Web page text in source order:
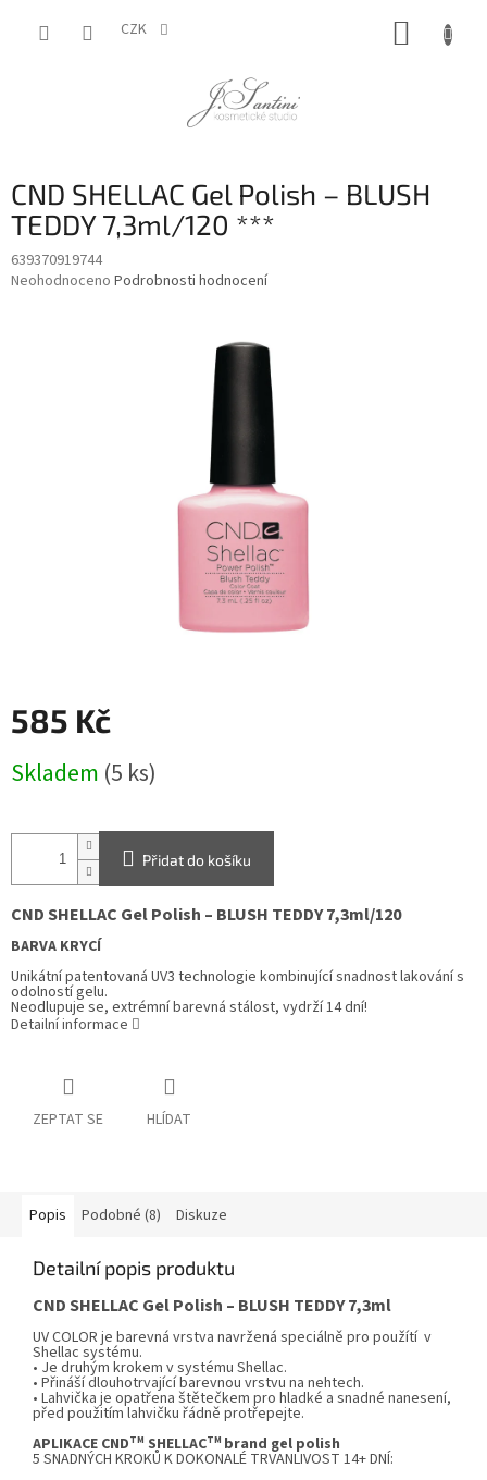
CZK
CND SHELLAC Gel Polish – BLUSH
TEDDY 7,3ml/120 ***
639370919744
Průměrné
Neohodnoceno Podrobnosti hodnocení
585 Kč
cena:
Skladem (5 ks)
Přidat do košíku
CNDSHELLAC Gel Polish – BLUSH TEDDY 7,3ml/120
BARVA KRYCÍ
Unikátní patentovaná UV3 technologie kombinující snadnost lakování s
odolností gelu.
Neodlupuje se, extrémní barevná stálost, vydrží 14 dní!
Detailní informace
ZEPTAT SE HLÍDAT
Popis Podobné (8) Diskuze
Detailní popis produktu
CND SHELLAC Gel Polish – BLUSH TEDDY 7,3ml
UV COLOR je barevná vrstva navržená speciálně pro použítí v
Shellac systému.
• Je druhým krokem v systému Shellac.
• Přináší dlouhotrvající barevnou vrstvu na nehtech.
• Lahvička je opatřena štětečkem pro hladké a snadné nanesení,
před použitím lahvičku řádně protřepejte.
APLIKACE CNDTM SHELLACTM brand gel polish
5 SNADNÝCH KROKŮ K DOKONALÉ TRVANLIVOST 14+ DNÍ: